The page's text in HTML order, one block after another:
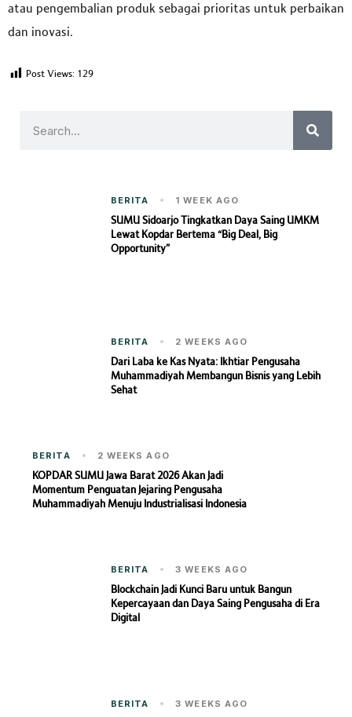
atau pengembalian produk sebagai prioritas untuk perbaikan
dan inovasi.
Post Views: 129
BERITA 1 WEEK AGO
SUMU Sidoarjo Tingkatkan Daya Saing UMKM
Lewat Kopdar Bertema “Big Deal, Big
Opportunity”
BERITA 2 WEEKS AGO
Dari Laba ke Kas Nyata: Ikhtiar Pengusaha
Muhammadiyah Membangun Bisnis yang Lebih
Sehat
BERITA 2 WEEKS AGO
KOPDAR SUMU Jawa Barat 2026 Akan Jadi
Momentum Penguatan Jejaring Pengusaha
Muhammadiyah Menuju Industrialisasi Indonesia
BERITA 3 WEEKS AGO
Blockchain Jadi Kunci Baru untuk Bangun
Kepercayaan dan Daya Saing Pengusaha di Era
Digital
BERITA 3 WEEKS AGO